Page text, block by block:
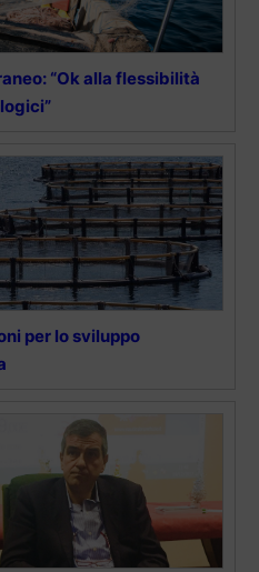
“Ok alla flessibilità
per lo sviluppo